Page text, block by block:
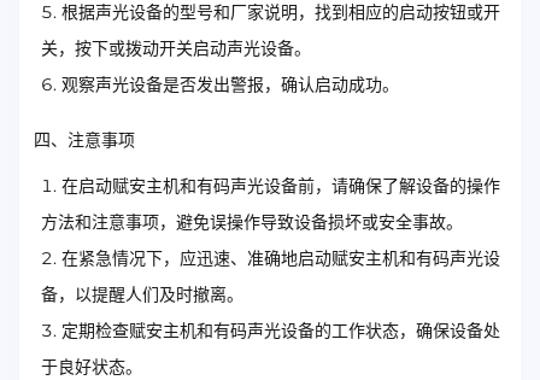
根据声光设备的型号和厂家说明，找到相应的启动按钮或开
关，按下或拨动开关启动声光设备。
观察声光设备是否发出警报，确认启动成功。
四、注意事项
在启动赋安主机和有码声光设备前，请确保了解设备的操作
方法和注意事项，避免误操作导致设备损坏或安全事故。
在紧急情况下，应迅速、准确地启动赋安主机和有码声光设
备，以提醒人们及时撤离。
定期检查赋安主机和有码声光设备的工作状态，确保设备处
于良好状态。